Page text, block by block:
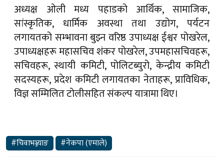
अध्यक्ष ओली मध्य पहाडको आर्थिक, सामाजिक,
सांस्कृतिक, धार्मिक अवस्था तथा उद्योग, पर्यटन
लगायतको सम्भावना बुझ्न वरिष्ठ उपाध्यक्ष ईश्वर पोखरेल,
उपाध्यक्षहरू महासचिव शंकर पोखरेल, उपमहासचिवहरू,
सचिवहरू, स्थायी कमिटी, पोलिटब्युरो, केन्द्रीय कमिटी
सदस्यहरू, प्रदेश कमिटी लगायतका नेताहरू, प्राविधिक,
विज्ञ सम्मिलित टोलीसहित संकल्प यात्रामा थिए।
#चिवाभञ्ज्याङ
#नेकपा (एमाले)